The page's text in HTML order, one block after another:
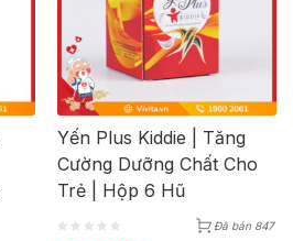
Yến Plus Kiddie | Tăng
Cường Dưỡng Chất Cho
Trẻ | Hộp 6 Hũ
Đã bán 847